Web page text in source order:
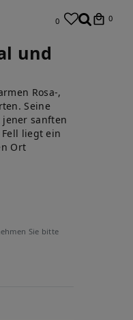
0 0
und
Rosa-,
Seine
sanften
liegt ein
Ort
Sie bitte